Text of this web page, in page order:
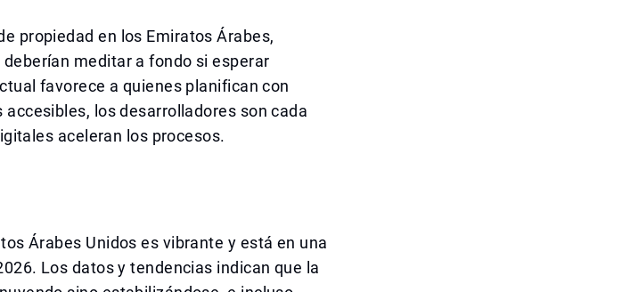
propiedad en los Emiratos Árabes,
meditar a fondo si esperar
favorece a quienes planifican con
los desarrolladores son cada
aceleran los procesos.
Árabes Unidos es vibrante y está en una
Los datos y tendencias indican que la